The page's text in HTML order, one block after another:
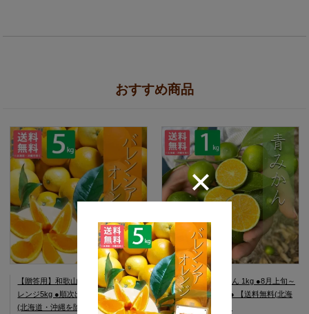
おすすめ商品
【贈答用】和歌山県産 バレンシアオ
レンジ5kg ●順次出荷中● 【送料無料
(北海道・沖縄を除く)】
和歌山県産 青みかん 1kg ●8月上旬～
中旬以降出荷予定● 【送料無料(北海
道・沖縄を除く)】